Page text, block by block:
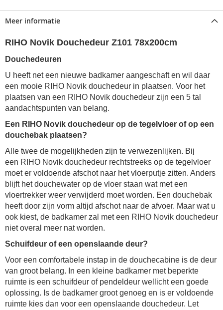
Meer informatie
RIHO Novik Douchedeur Z101 78x200cm
Douchedeuren
U heeft net een nieuwe badkamer aangeschaft en wil daar
een mooie RIHO Novik douchedeur in plaatsen. Voor het
plaatsen van een RIHO Novik douchedeur zijn een 5 tal
aandachtspunten van belang.
Een RIHO Novik douchedeur op de tegelvloer of op een
douchebak plaatsen?
Alle twee de mogelijkheden zijn te verwezenlijken. Bij
een RIHO Novik douchedeur rechtstreeks op de tegelvloer
moet er voldoende afschot naar het vloerputje zitten. Anders
blijft het douchewater op de vloer staan wat met een
vloertrekker weer verwijderd moet worden. Een douchebak
heeft door zijn vorm altijd afschot naar de afvoer. Maar wat u
ook kiest, de badkamer zal met een RIHO Novik douchedeur
niet overal meer nat worden.
Schuifdeur of een openslaande deur?
Voor een comfortabele instap in de douchecabine is de deur
van groot belang. In een kleine badkamer met beperkte
ruimte is een schuifdeur of pendeldeur wellicht een goede
oplossing. Is de badkamer groot genoeg en is er voldoende
ruimte kies dan voor een openslaande douchedeur. Let